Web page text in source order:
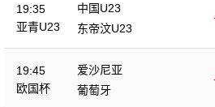
19:35
亚青U23
中国U23
东帝汶U23
19:45
欧国杯
爱沙尼亚
葡萄牙